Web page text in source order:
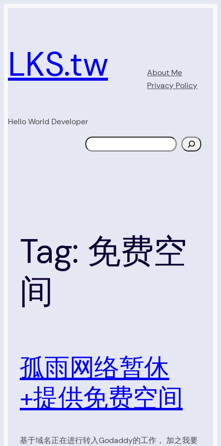
LKS.tw
Hello World Developer
About Me
Privacy Policy
Search
Tag: 免费空
间
孤雨网络暂休
+提供免费空间
基于域名正在进行转入Godaddy的工作， 加之我要